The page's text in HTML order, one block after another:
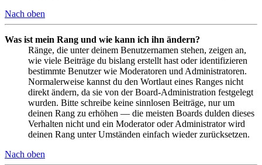
Nach oben
Was ist mein Rang und wie kann ich ihn ändern?
Ränge, die unter deinem Benutzernamen stehen, zeigen an,
wie viele Beiträge du bislang erstellt hast oder identifizieren
bestimmte Benutzer wie Moderatoren und Administratoren.
Normalerweise kannst du den Wortlaut eines Ranges nicht
direkt ändern, da sie von der Board-Administration festgelegt
wurden. Bitte schreibe keine sinnlosen Beiträge, nur um
deinen Rang zu erhöhen — die meisten Boards dulden dieses
Verhalten nicht und ein Moderator oder Administrator wird
deinen Rang unter Umständen einfach wieder zurücksetzen.
Nach oben